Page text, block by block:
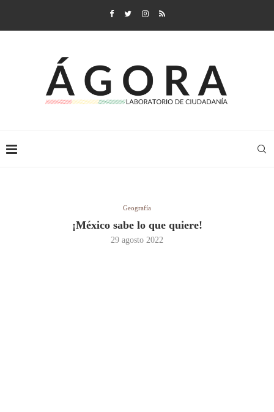
Geografía
¡México sabe lo que quiere!
29 agosto 2022